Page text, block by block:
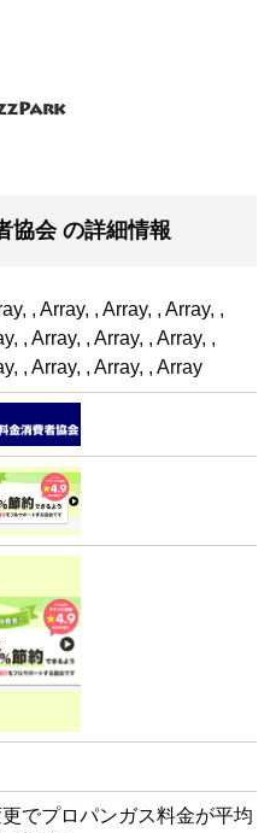
協会 の詳細情報
, Array, , Array, , Array, ,
, Array, , Array, , Array, ,
, Array, , Array, , Array
でプロパンガス料金が平均